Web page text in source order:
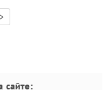
сайте: